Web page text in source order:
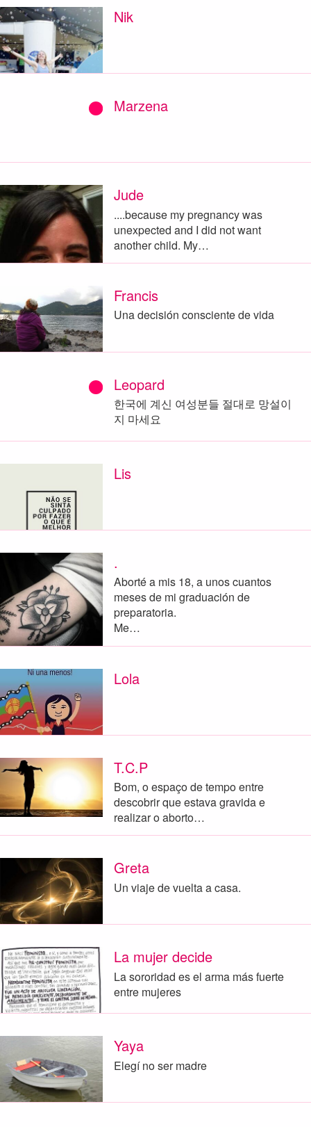
Nik
Marzena
Jude
....because my pregnancy was
unexpected and I did not want
another child. My…
Francis
Una decisión consciente de vida
Leopard
한국에 계신 여성분들 절대로 망설이
지 마세요
Lis
.
Aborté a mis 18, a unos cuantos
meses de mi graduación de
preparatoria.
Me…
Lola
T.C.P
Bom, o espaço de tempo entre
descobrir que estava gravida e
realizar o aborto…
Greta
Un viaje de vuelta a casa.
La mujer decide
La sororidad es el arma más fuerte
entre mujeres
Yaya
Elegí no ser madre